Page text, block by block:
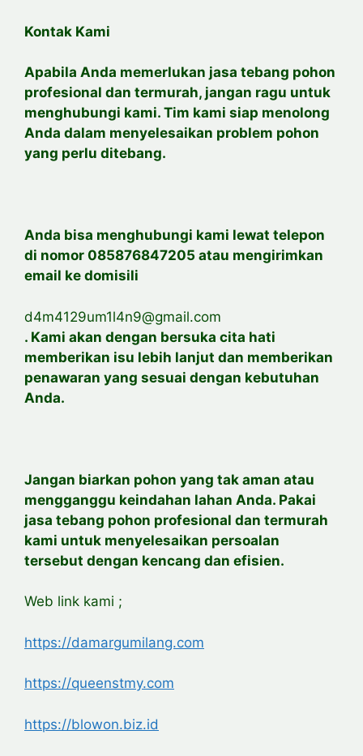
Kontak Kami
Apabila Anda memerlukan jasa tebang pohon
profesional dan termurah, jangan ragu untuk
menghubungi kami. Tim kami siap menolong
Anda dalam menyelesaikan problem pohon
yang perlu ditebang.
Anda bisa menghubungi kami lewat telepon
di nomor 085876847205 atau mengirimkan
email ke domisili
d4m4129um1l4n9@gmail.com
. Kami akan dengan bersuka cita hati
memberikan isu lebih lanjut dan memberikan
penawaran yang sesuai dengan kebutuhan
Anda.
Jangan biarkan pohon yang tak aman atau
mengganggu keindahan lahan Anda. Pakai
jasa tebang pohon profesional dan termurah
kami untuk menyelesaikan persoalan
tersebut dengan kencang dan efisien.
Web link kami ;
https://damargumilang.com
https://queenstmy.com
https://blowon.biz.id